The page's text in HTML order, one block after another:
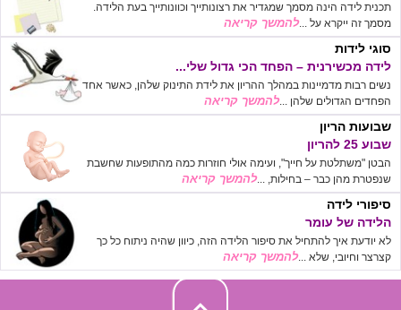
תכנית לידה הינה מסמך שמגדיר את רצונותייך וכוונותייך בעת הלידה.
מסמך זה ייקרא על ...להמשך קריאה
סוגי לידות
לידה מכשירנית – הפחד הכי גדול שלי...
נשים רבות מדמיינות במהלך ההריון את לידת התינוק שלהן, כאשר אחד
הפחדים הגדולים שלהן ...להמשך קריאה
שבועות הריון
שבוע 25 להריון
הבטן "משתלטת על חייך", ועימה אולי חוזרות כמה מהתופעות שחשבת
שנפטרת מהן כבר – בחילות, ...להמשך קריאה
סיפורי לידה
הלידה של עומר
לא יודעת איך להתחיל את סיפור הלידה הזה, כיוון שהיה ניתוח כל כך
קצרצר וחיובי, שלא ...להמשך קריאה